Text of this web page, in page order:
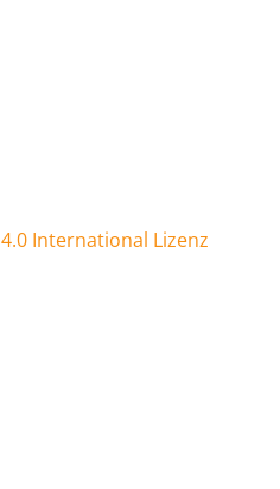
International Lizenz